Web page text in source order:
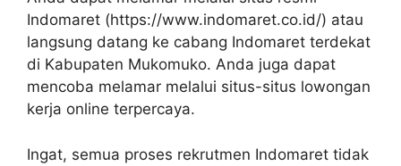
Indomaret (https://www.indomaret.co.id/) atau
langsung datang ke cabang Indomaret terdekat
di Kabupaten Mukomuko. Anda juga dapat
mencoba melamar melalui situs-situs lowongan
kerja online terpercaya.
Ingat, semua proses rekrutmen Indomaret tidak